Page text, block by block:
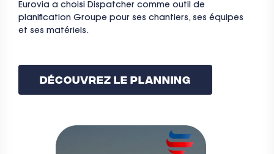
Eurovia a choisi Dispatcher comme outil de
planification Groupe pour ses chantiers, ses équipes
et ses matériels.
Découvrez Le Planning